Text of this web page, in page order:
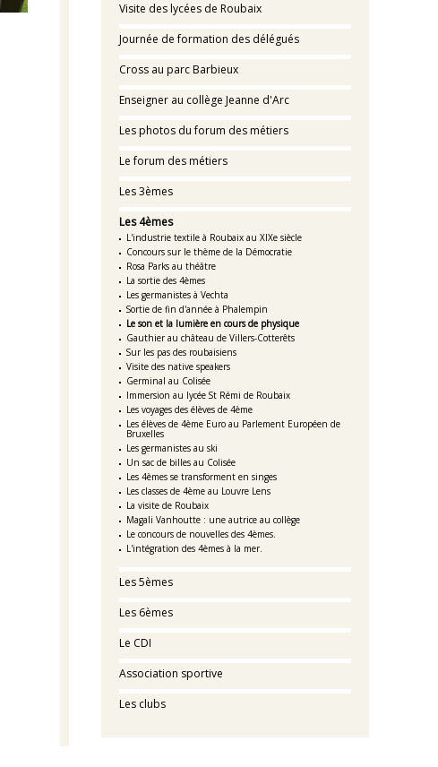
Visite des lycées de Roubaix
Journée de formation des délégués
Cross au parc Barbieux
Enseigner au collège Jeanne d'Arc
Les photos du forum des métiers
Le forum des métiers
Les 3èmes
Les 4èmes
L'industrie textile à Roubaix au XIXe siècle
Concours sur le thème de la Démocratie
Rosa Parks au théâtre
La sortie des 4èmes
Les germanistes à Vechta
Sortie de fin d'année à Phalempin
Le son et la lumière en cours de physique
Gauthier au château de Villers-Cotterêts
Sur les pas des roubaisiens
Visite des native speakers
Germinal au Colisée
Immersion au lycée St Rémi de Roubaix
Les voyages des élèves de 4ème
Les élèves de 4ème Euro au Parlement Européen de
Bruxelles
Les germanistes au ski
Un sac de billes au Colisée
Les 4èmes se transforment en singes
Les classes de 4ème au Louvre Lens
La visite de Roubaix
Magali Vanhoutte : une autrice au collège
Le concours de nouvelles des 4èmes.
L'intégration des 4èmes à la mer.
Les 5èmes
Les 6èmes
Le CDI
Association sportive
Les clubs